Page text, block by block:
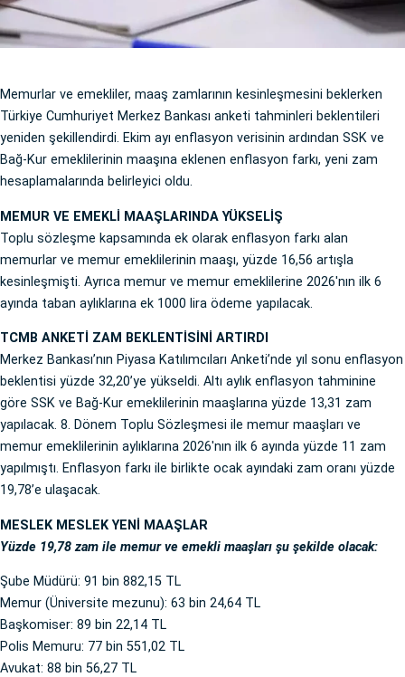
Memurlar ve emekliler, maaş zamlarının kesinleşmesini beklerken
Türkiye Cumhuriyet Merkez Bankası anketi tahminleri beklentileri
yeniden şekillendirdi. Ekim ayı enflasyon verisinin ardından SSK ve
Bağ-Kur emeklilerinin maaşına eklenen enflasyon farkı, yeni zam
hesaplamalarında belirleyici oldu.
MEMUR VE EMEKLİ MAAŞLARINDA YÜKSELİŞ
Toplu sözleşme kapsamında ek olarak enflasyon farkı alan
memurlar ve memur emeklilerinin maaşı, yüzde 16,56 artışla
kesinleşmişti. Ayrıca memur ve memur emeklilerine 2026'nın ilk 6
ayında taban aylıklarına ek 1000 lira ödeme yapılacak.
TCMB ANKETİ ZAM BEKLENTİSİNİ ARTIRDI
Merkez Bankası’nın Piyasa Katılımcıları Anketi’nde yıl sonu enflasyon
beklentisi yüzde 32,20’ye yükseldi. Altı aylık enflasyon tahminine
göre SSK ve Bağ-Kur emeklilerinin maaşlarına yüzde 13,31 zam
yapılacak. 8. Dönem Toplu Sözleşmesi ile memur maaşları ve
memur emeklilerinin aylıklarına 2026'nın ilk 6 ayında yüzde 11 zam
yapılmıştı. Enflasyon farkı ile birlikte ocak ayındaki zam oranı yüzde
19,78’e ulaşacak.
MESLEK MESLEK YENİ MAAŞLAR
Yüzde 19,78 zam ile memur ve emekli maaşları şu şekilde olacak:
Şube Müdürü: 91 bin 882,15 TL
Memur (Üniversite mezunu): 63 bin 24,64 TL
Başkomiser: 89 bin 22,14 TL
Polis Memuru: 77 bin 551,02 TL
Avukat: 88 bin 56,27 TL